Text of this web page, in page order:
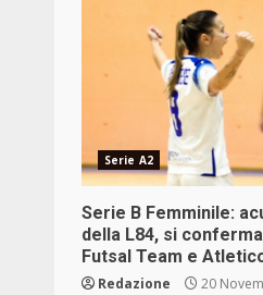
Serie A2
Serie B Femminile:
della L84, si
Futsal Team e
Redazione 20